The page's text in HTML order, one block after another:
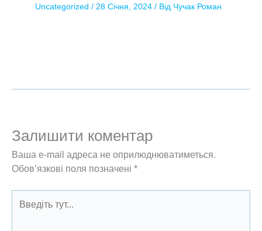
Uncategorized / 28 Січня, 2024 / Від Чучак Роман
Залишити коментар
Ваша e-mail адреса не оприлюднюватиметься.
Обов’язкові поля позначені *
тут...